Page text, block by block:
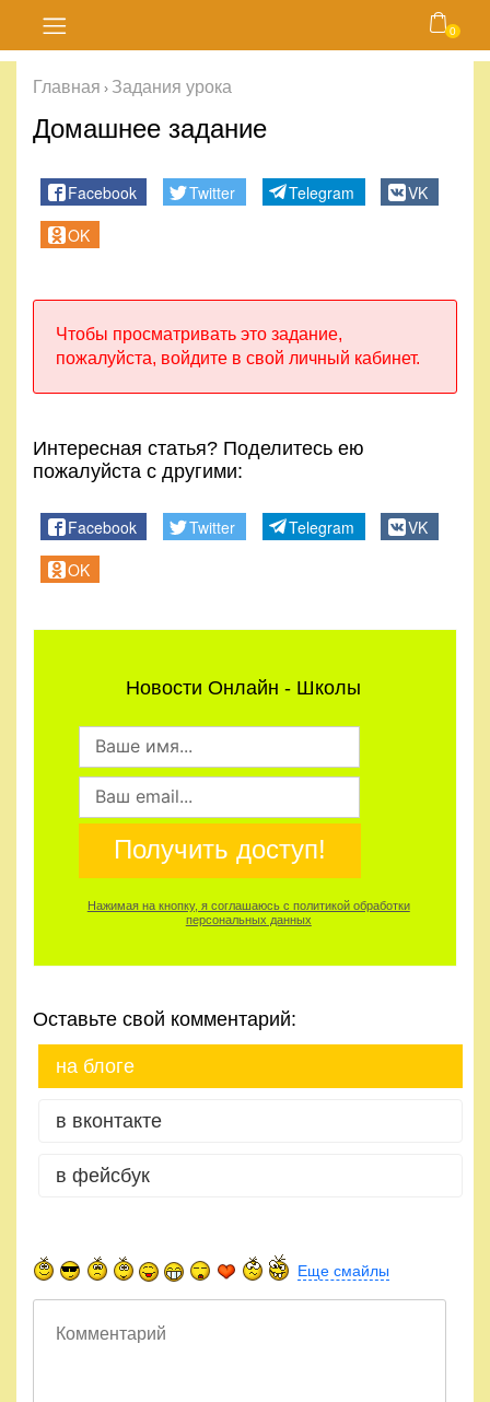
Блог
Курсы
Магазин
кабинет
Контакты
Правила
и
условия
Политика
0
Главная › Задания урока
Домашнее задание
Facebook Twitter Telegram
VK
OK
Чтобы просматривать это задание,
пожалуйста, войдите в свой личный кабинет.
Интересная статья? Поделитесь ею
пожалуйста с другими:
Facebook Twitter Telegram
VK
OK
Новости Онлайн - Школы
Получить доступ!
Нажимая на кнопку, я соглашаюсь с политикой обработки
персональных данных
Оставьте свой комментарий:
на блоге
в вконтакте
в фейсбук
Еще смайлы